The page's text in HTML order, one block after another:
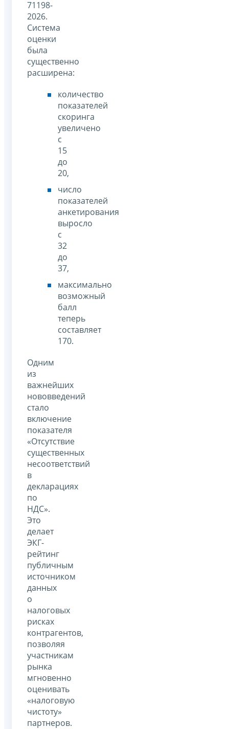
71198-
2026.
Cистема
оценки
была
существенно
расширена:
количество
показателей
скоринга
увеличено
с
15
до
20,
число
показателей
анкетирования
выросло
с
32
до
37,
максимально
возможный
балл
теперь
составляет
170.
Одним
из
важнейших
нововведений
стало
включение
показателя
«Отсутствие
существенных
несоответствий
в
декларациях
по
НДС».
Это
делает
ЭКГ-
рейтинг
публичным
источником
данных
о
налоговых
рисках
контрагентов,
позволяя
участникам
рынка
мгновенно
оценивать
«налоговую
чистоту»
партнеров.